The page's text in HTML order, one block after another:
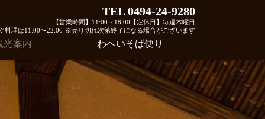
光案内 わへいそば便り
TEL 0494-24-9280
【営業時間】11:00～18:00【定休日】毎週木曜日
料理は11:00〜22:00 ※売り切れ次第終了になる場合がございます